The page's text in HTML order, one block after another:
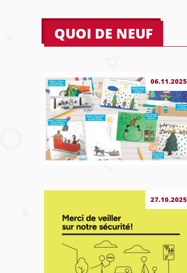
QUOI DE NEUF
06.11.2025
27.10.2025